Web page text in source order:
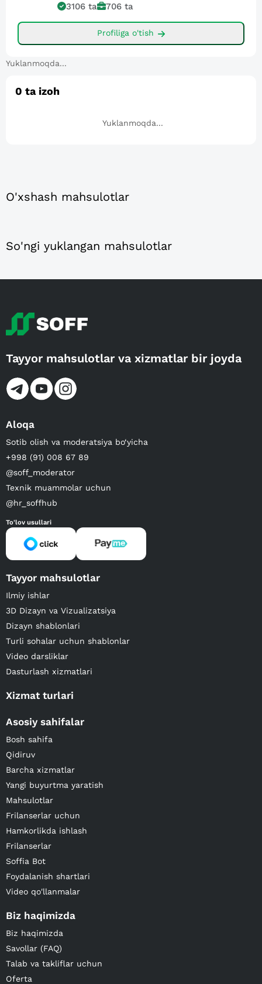
3106 ta 706 ta
Profiliga o'tish
Yuklanmoqda...
0 ta izoh
Yuklanmoqda...
O'xshash mahsulotlar
So'ngi yuklangan mahsulotlar
Tayyor mahsulotlar va xizmatlar bir joyda
Aloqa
Sotib olish va moderatsiya bo‘yicha
+998 (91) 008 67 89
@soff_moderator
Texnik muammolar uchun
@hr_soffhub
To'lov usullari
Tayyor mahsulotlar
Ilmiy ishlar
3D Dizayn va Vizualizatsiya
Dizayn shablonlari
Turli sohalar uchun shablonlar
Video darsliklar
Dasturlash xizmatlari
Xizmat turlari
Asosiy sahifalar
Bosh sahifa
Qidiruv
Barcha xizmatlar
Yangi buyurtma yaratish
Mahsulotlar
Frilanserlar uchun
Hamkorlikda ishlash
Frilanserlar
Soffia Bot
Foydalanish shartlari
Video qo'llanmalar
Biz haqimizda
Biz haqimizda
Savollar (FAQ)
Talab va takliflar uchun
Oferta